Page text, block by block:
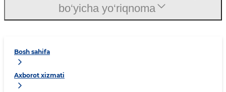
Bosh sahifa
Axborot xizmati
bo‘yicha yo‘riqnoma